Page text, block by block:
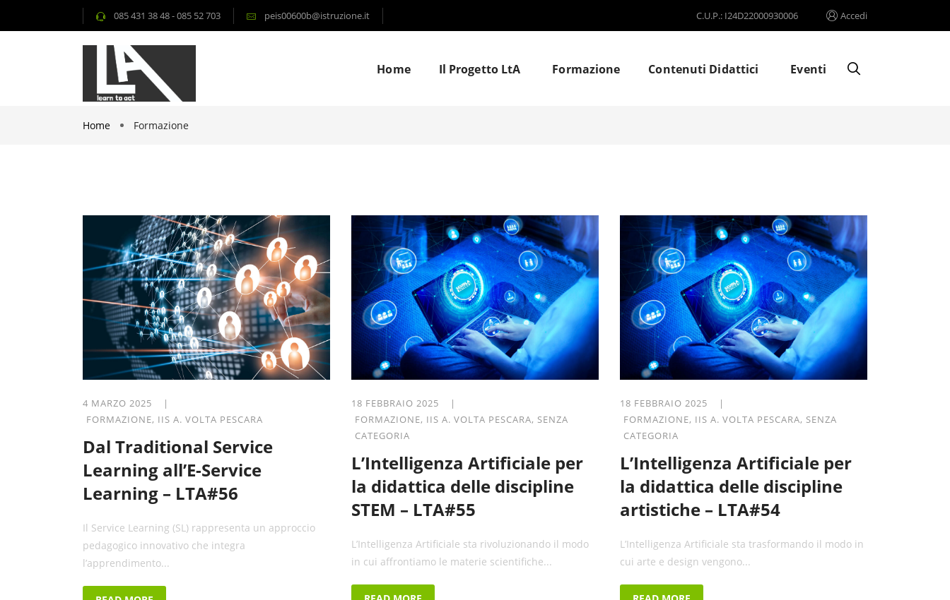
085 431 38 48 - 085 52 703 peis00600b@istruzione.it C.U.P.: I24D22000930006 Accedi
Home Il Progetto LtA Formazione Contenuti Didattici Eventi
Home Formazione
4 MARZO 2025 |
FORMAZIONE, IIS A. VOLTA PESCARA
Dal Traditional Service
Learning all’E-Service
Learning – LTA#56
Il Service Learning (SL) rappresenta un approccio
pedagogico innovativo che integra
l’apprendimento...
18 FEBBRAIO 2025 |
FORMAZIONE, IIS A. VOLTA PESCARA, SENZA
CATEGORIA
L’Intelligenza Artificiale per
la didattica delle discipline
STEM – LTA#55
L’Intelligenza Artificiale sta rivoluzionando il modo
in cui affrontiamo le materie scientifiche...
18 FEBBRAIO 2025 |
FORMAZIONE, IIS A. VOLTA PESCARA, SENZA
CATEGORIA
L’Intelligenza Artificiale per
la didattica delle discipline
artistiche – LTA#54
L’Intelligenza Artificiale sta trasformando il modo in
cui arte e design vengono...